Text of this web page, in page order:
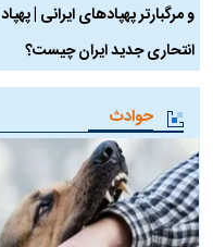
و مرگبارتر پهپادهای ایرانی | پهپاد
انتحاری جدید ایران چیست؟
حوادث